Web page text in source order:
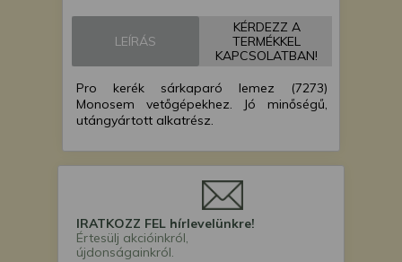
LEÍRÁS
KÉRDEZZ A
TERMÉKKEL
KAPCSOLATBAN!
Pro kerék sárkaparó lemez (7273)
Monosem vetőgépekhez. Jó minőségű,
utángyártott alkatrész.
IRATKOZZ FEL hírlevelünkre!
Értesülj akcióinkról,
újdonságainkról.